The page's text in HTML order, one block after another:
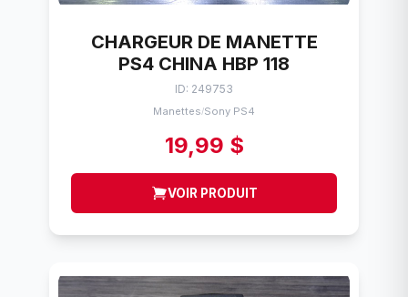
CHARGEUR DE MANETTE
PS4 CHINA HBP 118
ID: 249753
Manettes/Sony PS4
19,99 $
VOIR PRODUIT